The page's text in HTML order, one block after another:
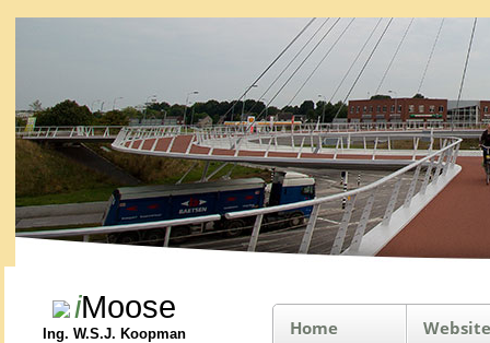
iMoose
Ing. W.S.J. Koopman
Home